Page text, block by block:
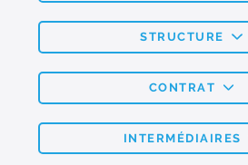
STRUCTURE
CONTRAT
INTERMÉDIAIRES